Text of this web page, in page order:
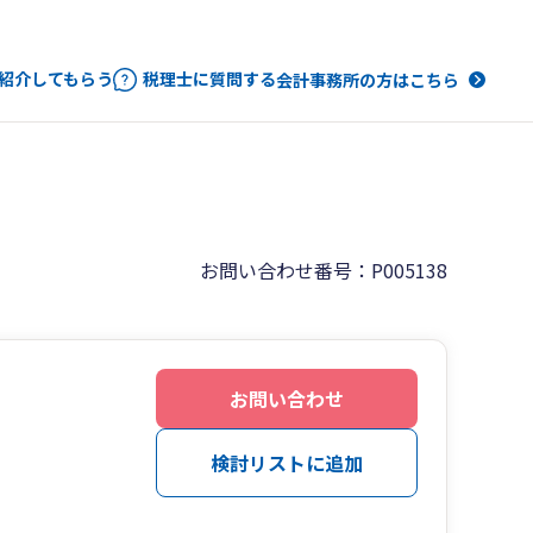
介してもらう 税理士に質問する会計事務所の方はこちら
お問い合わせ番号：P005138
お問い合わせ
検討リストに追加